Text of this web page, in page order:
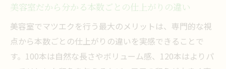
美容室だから分かる本数ごとの仕上がりの違い
美容室でマツエクを行う最大のメリットは、専門的な視
点から本数ごとの仕上がりの違いを実感できることで
す。100本は自然な長さやボリューム感、120本はよりパ